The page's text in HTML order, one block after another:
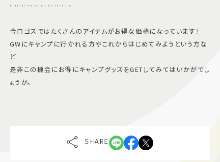
………………………
今ロゴスではたくさんのアイテムがお得な価格になっています！
GWにキャンプに行かれる方やこれからはじめてみようという方な
ど
是非この機会にお得にキャンプグッズをGETしてみてはいかがでし
ょうか。
SHARE